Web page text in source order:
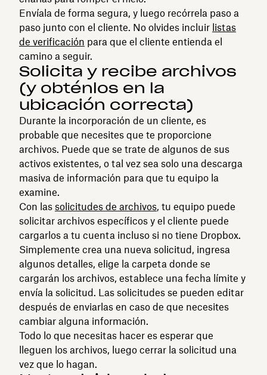
Envíala de forma segura, y luego recórrela paso a
paso junto con el cliente. No olvides incluir listas
de verificación para que el cliente entienda el
camino a seguir.
Solicita y recibe archivos
(y obténlos en la
ubicación correcta)
Durante la incorporación de un cliente, es
probable que necesites que te proporcione
archivos. Puede que se trate de algunos de sus
activos existentes, o tal vez sea solo una descarga
masiva de información para que tu equipo la
examine.
Con las solicitudes de archivos, tu equipo puede
solicitar archivos específicos y el cliente puede
cargarlos a tu cuenta incluso si no tiene Dropbox.
Simplemente crea una nueva solicitud, ingresa
algunos detalles, elige la carpeta donde se
cargarán los archivos, establece una fecha límite y
envía la solicitud. Las solicitudes se pueden editar
después de enviarlas en caso de que necesites
cambiar alguna información.
Todo lo que necesitas hacer es esperar que
lleguen los archivos, luego cerrar la solicitud una
vez que lo hagan.